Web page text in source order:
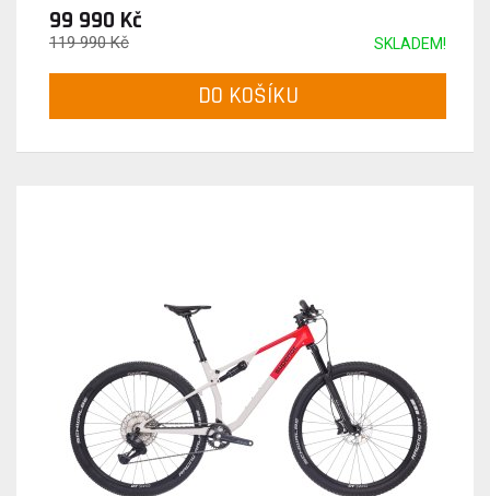
99 990 Kč
SKLADEM!
119 990 Kč
DO KOŠÍKU